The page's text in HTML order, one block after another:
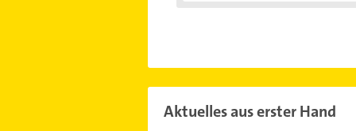
Aktuelles aus erster Hand